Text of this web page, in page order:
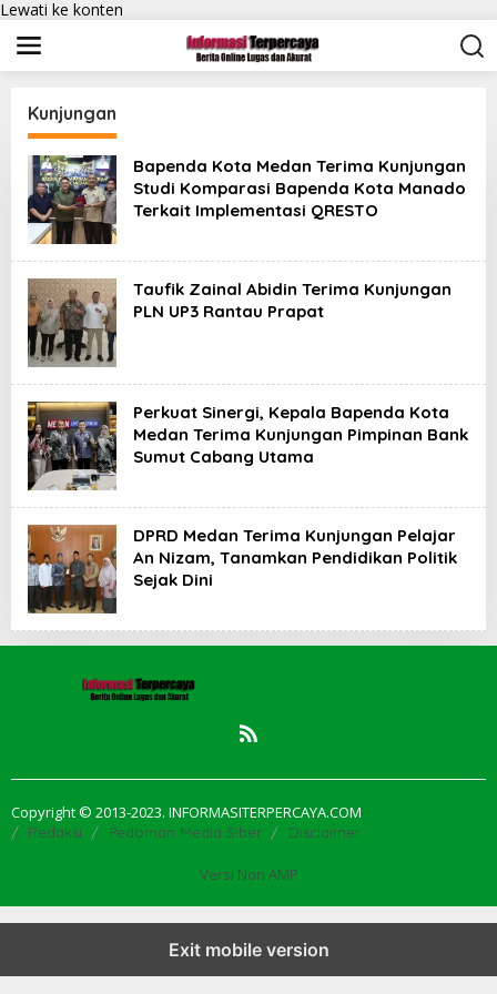
Lewati ke konten
Kunjungan
Bapenda Kota Medan Terima Kunjungan
Studi Komparasi Bapenda Kota Manado
Terkait Implementasi QRESTO
Taufik Zainal Abidin Terima Kunjungan
PLN UP3 Rantau Prapat
Perkuat Sinergi, Kepala Bapenda Kota
Medan Terima Kunjungan Pimpinan Bank
Sumut Cabang Utama
DPRD Medan Terima Kunjungan Pelajar
An Nizam, Tanamkan Pendidikan Politik
Sejak Dini
Copyright © 2013-2023. INFORMASITERPERCAYA.COM
Redaksi Pedoman Media Siber Disclaimer
Versi Non AMP
Exit mobile version